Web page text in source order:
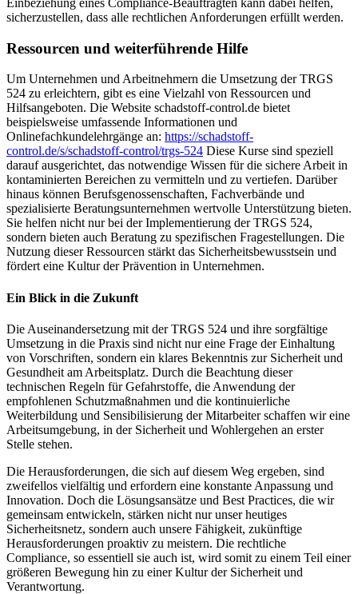
sicherzustellen, dass alle rechtlichen Anforderungen erfüllt werden.
Ressourcen und weiterführende Hilfe
Um Unternehmen und Arbeitnehmern die Umsetzung der TRGS
524 zu erleichtern, gibt es eine Vielzahl von Ressourcen und
Hilfsangeboten. Die Website schadstoff-control.de bietet
beispielsweise umfassende Informationen und
Onlinefachkundelehrgänge an: https://schadstoff-
control.de/s/schadstoff-control/trgs-524 Diese Kurse sind speziell
darauf ausgerichtet, das notwendige Wissen für die sichere Arbeit in
kontaminierten Bereichen zu vermitteln und zu vertiefen. Darüber
hinaus können Berufsgenossenschaften, Fachverbände und
spezialisierte Beratungsunternehmen wertvolle Unterstützung bieten.
Sie helfen nicht nur bei der Implementierung der TRGS 524,
sondern bieten auch Beratung zu spezifischen Fragestellungen. Die
Nutzung dieser Ressourcen stärkt das Sicherheitsbewusstsein und
fördert eine Kultur der Prävention in Unternehmen.
Ein Blick in die Zukunft
Die Auseinandersetzung mit der TRGS 524 und ihre sorgfältige
Umsetzung in die Praxis sind nicht nur eine Frage der Einhaltung
von Vorschriften, sondern ein klares Bekenntnis zur Sicherheit und
Gesundheit am Arbeitsplatz. Durch die Beachtung dieser
technischen Regeln für Gefahrstoffe, die Anwendung der
empfohlenen Schutzmaßnahmen und die kontinuierliche
Weiterbildung und Sensibilisierung der Mitarbeiter schaffen wir eine
Arbeitsumgebung, in der Sicherheit und Wohlergehen an erster
Stelle stehen.
Die Herausforderungen, die sich auf diesem Weg ergeben, sind
zweifellos vielfältig und erfordern eine konstante Anpassung und
Innovation. Doch die Lösungsansätze und Best Practices, die wir
gemeinsam entwickeln, stärken nicht nur unser heutiges
Sicherheitsnetz, sondern auch unsere Fähigkeit, zukünftige
Herausforderungen proaktiv zu meistern. Die rechtliche
Compliance, so essentiell sie auch ist, wird somit zu einem Teil einer
größeren Bewegung hin zu einer Kultur der Sicherheit und
Verantwortung.